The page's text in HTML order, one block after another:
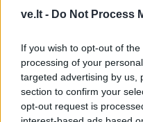
ve.lt - Do Not Process
If you wish to opt-out of
processing of your
targeted advertising by us,
section to confirm your
opt-out request is
nežodinius jo kūno
vyksta būtent dabar, ir
Kitas svarbu įgūdis
vaiko nevertinantis
pusiausvyrą, įsiklausyti